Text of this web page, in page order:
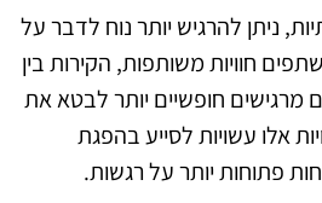
ניתן להרגיש יותר נוח לדבר על
חוויות משותפות, הקירות בין
מרגישים חופשיים יותר לבטא את
אלו עשויות לסייע בהפגת
פתוחות יותר על רגשות.